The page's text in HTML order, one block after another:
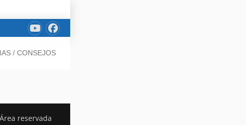
/ CONSEJOS
Área reservada